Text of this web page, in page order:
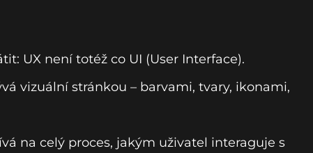
UX není totéž co UI (User Interface).
vizuální stránkou – barvami, tvary, ikonami,
na celý proces, jakým uživatel interaguje s